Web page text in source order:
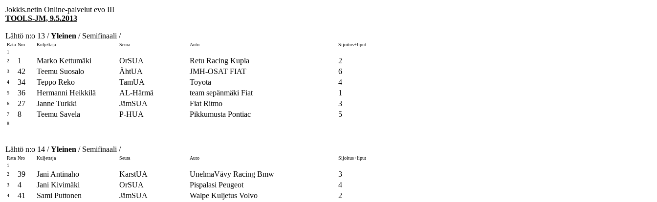
Jokkis.netin Online-palvelut evo III
TOOLS-JM, 9.5.2013
Lähtö n:o 13 /Yleinen / Semifinaali /
Rata Nro Kuljettaja Seura Auto
Sijoitus+liput
1
2
1 Marko Kettumäki OrSUA Retu Racing Kupla 2
3 42 Teemu Suosalo ÄhtUA JMH-OSAT FIAT 6
4 34 Teppo Reko TamUA Toyota 4
5 36 Hermanni Heikkilä AL-Härmä team sepänmäki Fiat 1
6 27 Janne Turkki JämSUA Fiat Ritmo 3
7 8 Teemu Savela P-HUA Pikkumusta Pontiac 5
8
Lähtö n:o 14 /Yleinen / Semifinaali /
Rata Nro Kuljettaja Seura Auto
Sijoitus+liput
1
2
39 Jani Antinaho KarstUA UnelmaVävy Racing Bmw 3
3 4 Jani Kivimäki OrSUA Pispalasi Peugeot 4
4 41 Sami Puttonen JämSUA Walpe Kuljetus Volvo 2